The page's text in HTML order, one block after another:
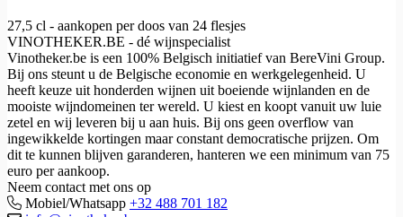
27,5 cl - aankopen per doos van 24 flesjes
VINOTHEKER.BE - dé wijnspecialist
Vinotheker.be is een 100% Belgisch initiatief van BereVini Group.
Bij ons steunt u de Belgische economie en werkgelegenheid. U
heeft keuze uit honderden wijnen uit boeiende wijnlanden en de
mooiste wijndomeinen ter wereld. U kiest en koopt vanuit uw luie
zetel en wij leveren bij u aan huis. Bij ons geen overflow van
ingewikkelde kortingen maar constant democratische prijzen. Om
dit te kunnen blijven garanderen, hanteren we een minimum van 75
euro per aankoop.
Neem contact met ons op
Mobiel/Whatsapp +32 488 701 182